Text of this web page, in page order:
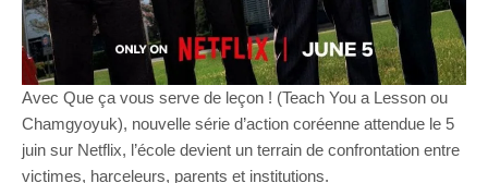
Avec Que ça vous serve de leçon ! (Teach You a Lesson ou
Chamgyoyuk), nouvelle série d’action coréenne attendue le 5
juin sur Netflix, l’école devient un terrain de confrontation entre
victimes, harceleurs, parents et institutions.